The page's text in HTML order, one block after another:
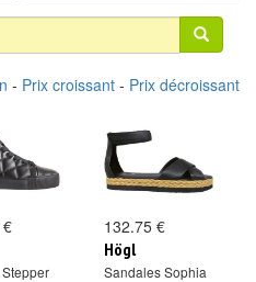
- Prix croissant - Prix décroissant
132.75 €
Högl
Sandales Sophia